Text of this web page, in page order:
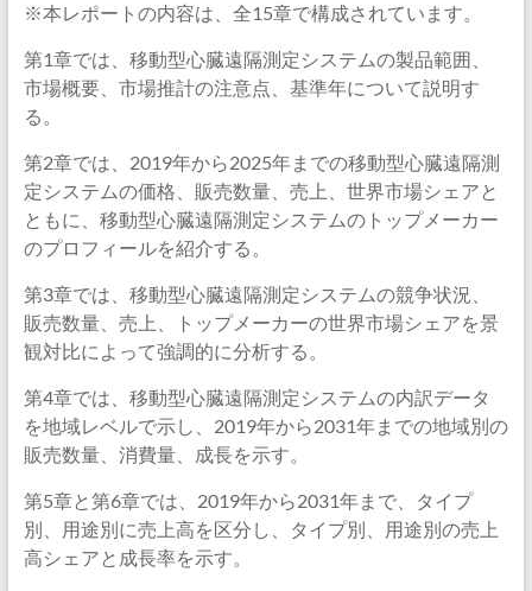
※本レポートの内容は、全15章で構成されています。
第1章では、移動型心臓遠隔測定システムの製品範囲、
市場概要、市場推計の注意点、基準年について説明す
る。
第2章では、2019年から2025年までの移動型心臓遠隔測
定システムの価格、販売数量、売上、世界市場シェアと
ともに、移動型心臓遠隔測定システムのトップメーカー
のプロフィールを紹介する。
第3章では、移動型心臓遠隔測定システムの競争状況、
販売数量、売上、トップメーカーの世界市場シェアを景
観対比によって強調的に分析する。
第4章では、移動型心臓遠隔測定システムの内訳データ
を地域レベルで示し、2019年から2031年までの地域別の
販売数量、消費量、成長を示す。
第5章と第6章では、2019年から2031年まで、タイプ
別、用途別に売上高を区分し、タイプ別、用途別の売上
高シェアと成長率を示す。